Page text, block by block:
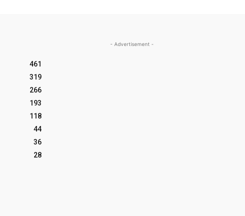
461
319
266
193
118
44
36
28
- Advertisement -